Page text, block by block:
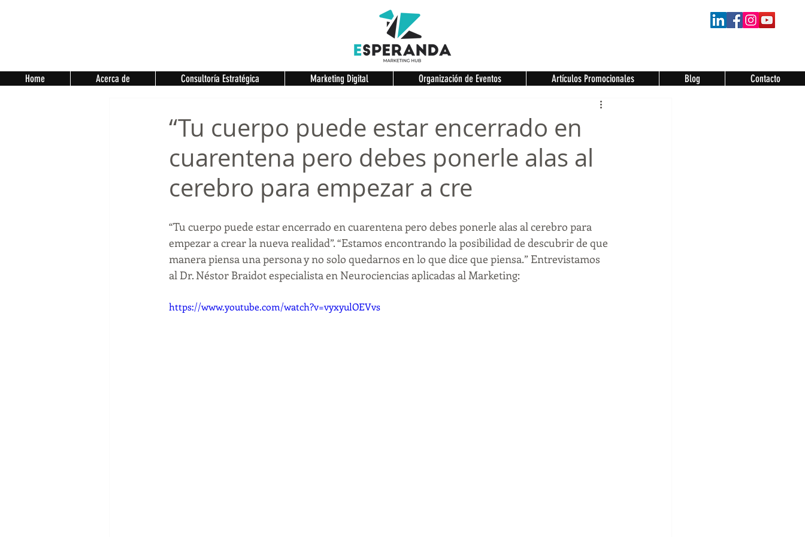
Home Acerca de Consultoría Estratégica Marketing Digital Organización de Eventos Artículos Promocionales Blog Contacto
“Tu cuerpo puede estar encerrado en
cuarentena pero debes ponerle alas al
cerebro para empezar a cre
“Tu cuerpo puede estar encerrado en cuarentena pero debes ponerle alas al cerebro para
empezar a crear la nueva realidad”. “Estamos encontrando la posibilidad de descubrir de que
manera piensa una persona y no solo quedarnos en lo que dice que piensa.” Entrevistamos
al Dr. Néstor Braidot especialista en Neurociencias aplicadas al Marketing:
https://www.youtube.com/watch?v=vyxyulOEVvs